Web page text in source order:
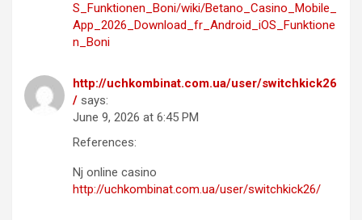
S_Funktionen_Boni/wiki/Betano_Casino_Mobile_
App_2026_Download_fr_Android_iOS_Funktione
n_Boni
http://uchkombinat.com.ua/user/switchkick26
/ says:
June 9, 2026 at 6:45 PM
References:
Nj online casino
http://uchkombinat.com.ua/user/switchkick26/